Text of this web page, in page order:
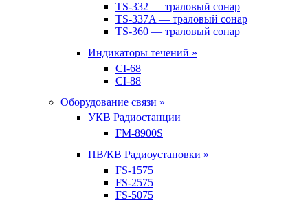
TS-332 — траловый сонар
TS-337A — траловый сонар
TS-360 — траловый сонар
Индикаторы течений »
CI-68
CI-88
Оборудование связи »
УКВ Радиостанции
FM-8900S
ПВ/КВ Радиоустановки »
FS-1575
FS-2575
FS-5075